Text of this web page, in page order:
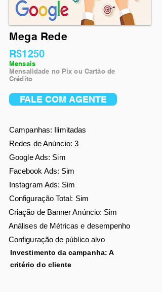
Mega Rede
R$1250
Mensais
Mensalidade no Pix ou Cartão de
Crédito
FALE COM AGENTE
Campanhas: Ilimitadas
Redes de Anúncio: 3
Google Ads: Sim
Facebook Ads: Sim
Instagram Ads: Sim
Configuração Total: Sim
Criação de Banner Anúncio: Sim
Análises de Métricas e desempenho
Configuração de público alvo
Investimento da campanha: A
critério do cliente